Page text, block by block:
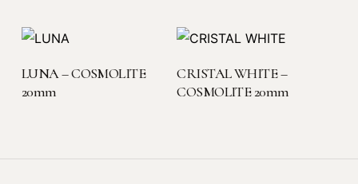
LUNA – COSMOLITE
20mm
CRISTAL WHITE –
COSMOLITE 20mm